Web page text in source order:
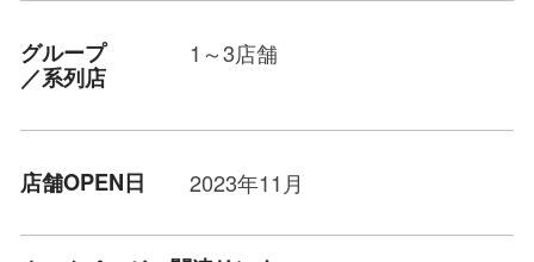
グループ
／系列店
1～3店舗
店舗OPEN日 2023年11月